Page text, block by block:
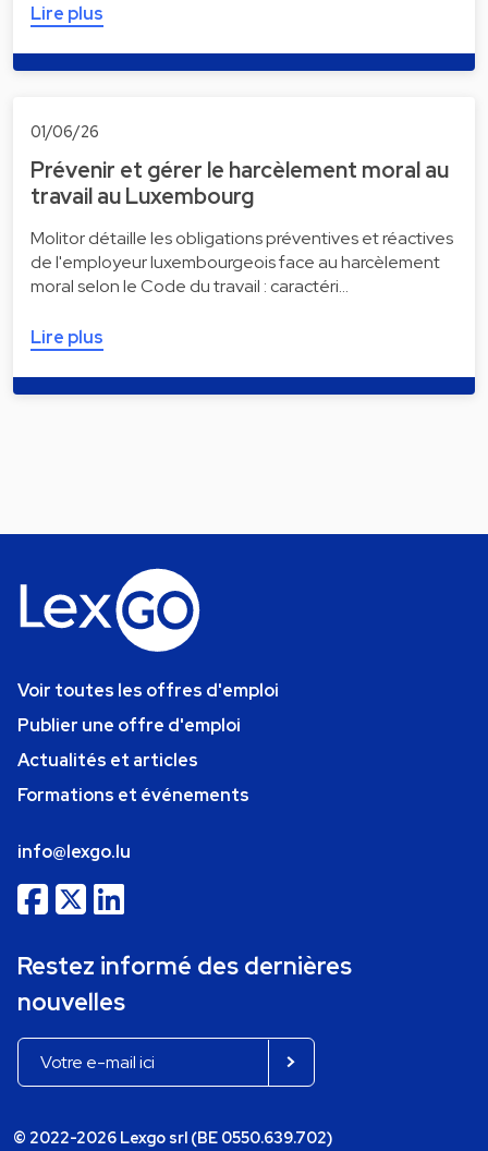
Lire plus
01/06/26
Prévenir et gérer le harcèlement moral au
travail au Luxembourg
Molitor détaille les obligations préventives et réactives
de l'employeur luxembourgeois face au harcèlement
moral selon le Code du travail : caractéri…
Lire plus
Voir toutes les offres d'emploi
Publier une offre d'emploi
Actualités et articles
Formations et événements
info@lexgo.lu
Restez informé des dernières
nouvelles
© 2022-2026 Lexgo srl (BE 0550.639.702)